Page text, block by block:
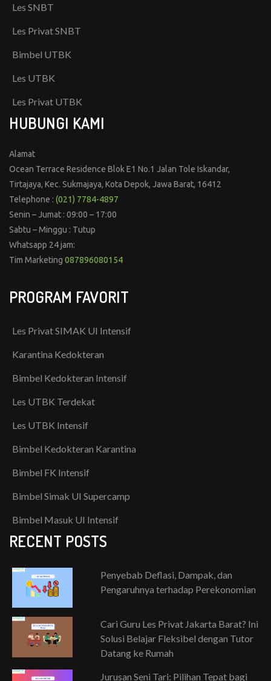
Les SNBT
Les Privat SNBT
Bimbel UTBK
Les UTBK
Les Privat UTBK
HUBUNGI KAMI
Alamat
Ocean Terrace Residence Blok E1 No.1 Jalan Tole Iskandar,
Tirtajaya, Kec. Sukmajaya, Kota Depok, Jawa Barat, 16412
Telephone : (021) 7784-4897
Senin – Jumat : 09:00 – 17:00
Sabtu – Minggu : Tutup
Whatsapp 24 jam:
Tim Marketing 087896080154
PROGRAM FAVORIT
Les Privat SIMAK UI Intensif
Karantina Kedokteran
Bimbel Kedokteran Intensif
Les UTBK Terdekat
Les UTBK Intensif
Bimbel Kedokteran Karantina
Bimbel FK Intensif
Bimbel Simak UI Supercamp
Bimbel Masuk UI Intensif
RECENT POSTS
Penyebab Deflasi, Dampak, dan
Pengaruhnya terhadap Perekonomian
Cari Guru Les Privat Jakarta Barat? Ini
Solusi Belajar Fleksibel dengan Tutor
Datang ke Rumah
Jurusan Seni Tari: Pilihan Tepat bagi